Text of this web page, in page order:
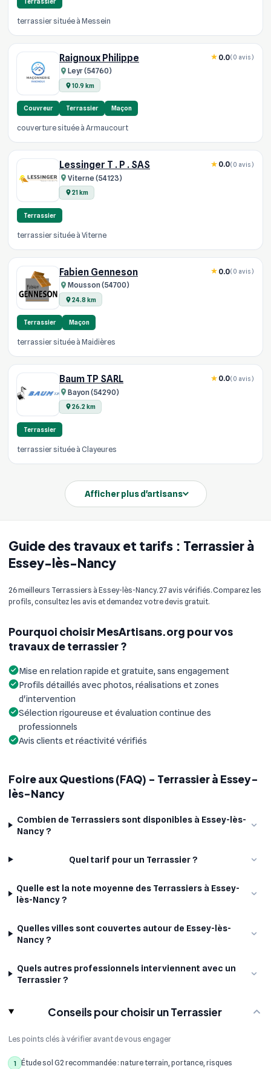
Guide des travaux et tarifs : Terrassier à
Essey-lès-Nancy
26 meilleurs Terrassiers à Essey-lès-Nancy. 27 avis vérifiés. Comparez les
profils, consultez les avis et demandez votre devis gratuit.
Pourquoi choisir MesArtisans.org pour vos
travaux de terrassier ?
Mise en relation rapide et gratuite, sans engagement
Profils détaillés avec photos, réalisations et zones
d'intervention
Sélection rigoureuse et évaluation continue des
professionnels
Avis clients et réactivité vérifiés
Foire aux Questions (FAQ) - Terrassier à Essey-
lès-Nancy
Combien de Terrassiers sont disponibles à Essey-lès-
Nancy ?
Quel tarif pour un Terrassier ?
Quelle est la note moyenne des Terrassiers à Essey-
lès-Nancy ?
Quelles villes sont couvertes autour de Essey-lès-
Nancy ?
Quels autres professionnels interviennent avec un
Terrassier ?
Conseils pour choisir un Terrassier
Les points clés à vérifier avant de vous engager
1
Étude sol G2 recommandée : nature terrain, portance, risques
terrassier située à Messein
Raignoux Philippe
Leyr (54760)
10.9 km
0.0(0 avis)
Couvreur Terrassier Maçon
couverture située à Armaucourt
Lessinger T . P . SAS
Viterne (54123)
21 km
0.0(0 avis)
Terrassier
terrassier située à Viterne
Fabien Genneson
Mousson (54700)
24.8 km
0.0(0 avis)
Terrassier Maçon
terrassier située à Maidières
Baum TP SARL
Bayon (54290)
26.2 km
0.0(0 avis)
Terrassier
terrassier située à Clayeures
Afficher plus d'artisans